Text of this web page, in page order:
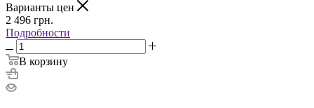
Варианты цен
2 496 грн.
Подробности
В корзину